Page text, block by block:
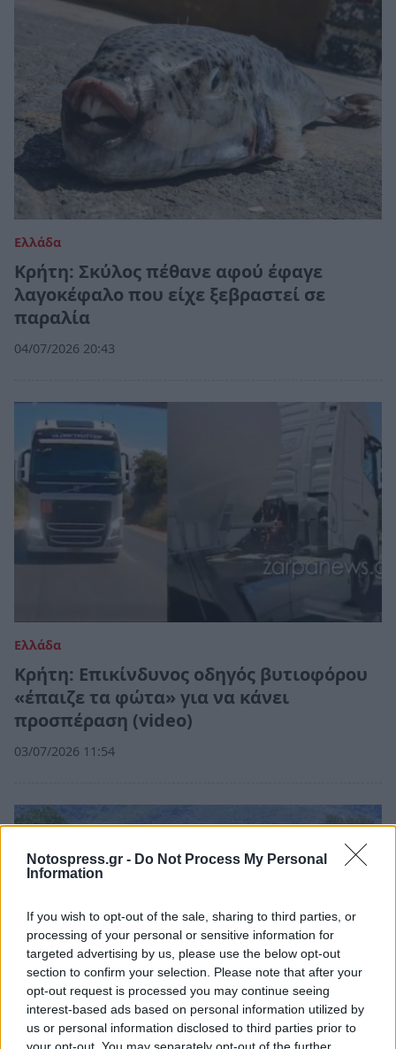
Notospress.gr - Do Not Process My Personal
Information
If you wish to opt-out of the sale, sharing to third parties, or
processing of your personal or sensitive information for
targeted advertising by us, please use the below opt-out
section to confirm your selection. Please note that after your
opt-out request is processed you may continue seeing
interest-based ads based on personal information utilized by
us or personal information disclosed to third parties prior to
your opt-out. You may separately opt-out of the further
Ελλάδα
Κρήτη: Σκύλος πέθανε αφού έφαγε
λαγοκέφαλο που είχε ξεβραστεί σε
παραλία
04/07/2026 20:43
Ελλάδα
Κρήτη: Επικίνδυνος οδηγός βυτιοφόρου
«έπαιζε τα φώτα» για να κάνει
προσπέραση (video)
03/07/2026 11:54